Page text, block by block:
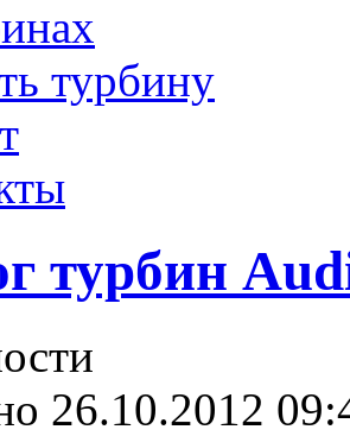
турбину
турбин
26.10.2012